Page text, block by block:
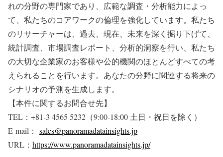
れの分野の専門家であり、広範な調査・分析能力によっ
て、私たちのコアワークの倫理を強化しています。私たち
のリサーチャーは、過去、現在、未来を深く掘り下げて、
統計調査、市場調査レポート、分析的洞察を行い、私たち
の大切な企業家のお客様や公的機関のほとんどすべての考
えられることを行います。あなたの分野に関連する将来の
シナリオの予測を生成します。
【本件に関するお問合せ先】
TEL：+81-3 4565 5232（9:00-18:00 土日・祝日を除く）
E-mail： sales@panoramadatainsights.jp
URL： https://www.panoramadatainsights.jp/